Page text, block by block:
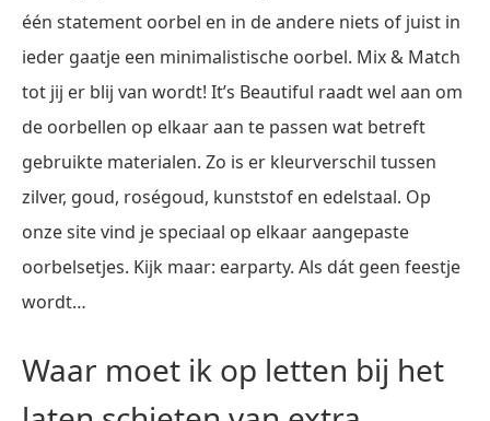
één statement oorbel en in de andere niets of juist in
ieder gaatje een minimalistische oorbel. Mix & Match
tot jij er blij van wordt! It’s Beautiful raadt wel aan om
de oorbellen op elkaar aan te passen wat betreft
gebruikte materialen. Zo is er kleurverschil tussen
zilver, goud, roségoud, kunststof en edelstaal. Op
onze site vind je speciaal op elkaar aangepaste
oorbelsetjes. Kijk maar: earparty. Als dát geen feestje
wordt…
Waar moet ik op letten bij het